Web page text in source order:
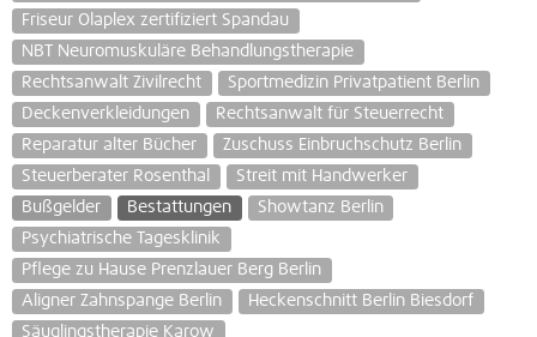
Friseur Olaplex zertifiziert Spandau
NBT Neuromuskuläre Behandlungstherapie
Rechtsanwalt Zivilrecht
Sportmedizin Privatpatient Berlin
Deckenverkleidungen
Rechtsanwalt für Steuerrecht
Reparatur alter Bücher
Zuschuss Einbruchschutz Berlin
Steuerberater Rosenthal
Streit mit Handwerker
Bußgelder
Bestattungen
Showtanz Berlin
Psychiatrische Tagesklinik
Pflege zu Hause Prenzlauer Berg Berlin
Aligner Zahnspange Berlin
Heckenschnitt Berlin Biesdorf
Säuglingstherapie Karow